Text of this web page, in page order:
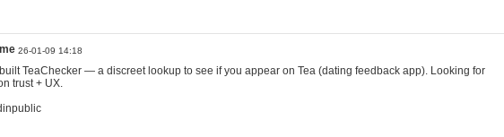
26-01-09 14:18
TeaChecker — a discreet lookup to see if you appear on Tea (dating feedback app). Looking for
trust + UX.